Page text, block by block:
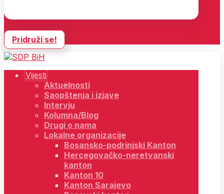
Pridruži se!
Vijesti
Aktuelnosti
Saopštenja i izjave
Intervju
Kolumna/Blog
Drugi o nama
Lokalne organizacije
Bosansko-podrinjski Kanton
Hercegovačko-neretvanski
kanton
Kanton 10
Kanton Sarajevo